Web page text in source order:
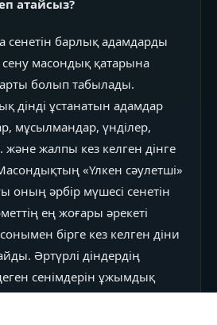
атайсыз?
сенетін барлық адамдарды
масондық қатарына
болып табылады.
дінді ұстанатын адамдар
мұсылмандар, үнділер,
және жалпы кез келген дінге
«Үлкен сәулетші»
оның әрбір мүшесі сенетін
ең жоғары әрекеті
бірге кез келген діни
Әртүрлі діндердің
сенімдерін ұжымдық
«Ұлы сәулетші» деп атайды